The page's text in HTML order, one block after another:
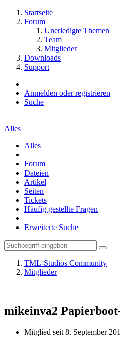
Startseite
Forum
Unerledigte Themen
Team
Mitglieder
Downloads
Support
Anmelden oder registrieren
Suche
Alles
Alles
Forum
Dateien
Artikel
Seiten
Tickets
Häufig gestellte Fragen
Erweiterte Suche
TML-Studios Community
Mitglieder
mikeinva2
Mitglied seit 8. September